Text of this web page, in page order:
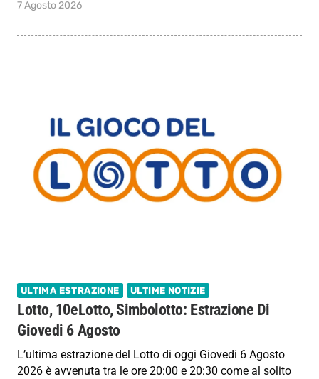
7 Agosto 2026
ULTIMA ESTRAZIONE ULTIME NOTIZIE
Lotto, 10eLotto, Simbolotto: Estrazione Di
Giovedi 6 Agosto
L’ultima estrazione del Lotto di oggi Giovedi 6 Agosto
2026 è avvenuta tra le ore 20:00 e 20:30 come al solito